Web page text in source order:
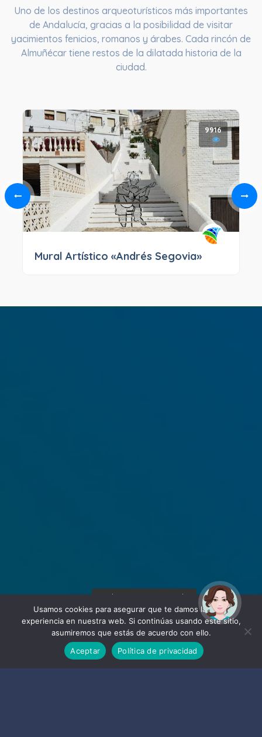
Uno de los destinos arqueoturísticos más importantes
de Andalucía, gracias a la posibilidad de visitar
yacimientos fenicios, romanos y árabes. Cada rincón de
Almuñécar tiene restos de la dilatada historia de la
ciudad.
9916
Mural Artístico «Andrés Segovia»
Usamos cookies para asegurar que te damos la mejor
experiencia en nuestra web. Si continúas usando este sitio,
asumiremos que estás de acuerdo con ello.
Aceptar
Política de privacidad
¡Hola! Soy Noy. ¿Puedo
ayudarte?